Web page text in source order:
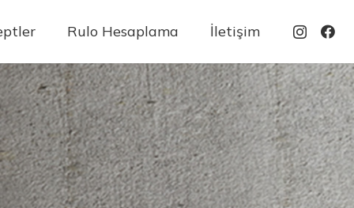
Rulo Hesaplama İletişim